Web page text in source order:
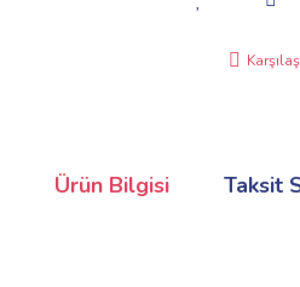
Ürün Bilgisi Taksit